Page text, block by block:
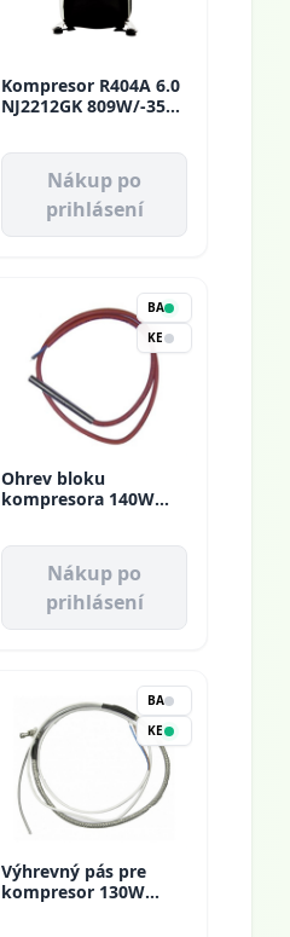
Kompresor R404A 6.0
NJ2212GK 809W/-35
Nákup po
prihlásení
BA
KE
Ohrev bloku
kompresora 140W
Nákup po
prihlásení
BA
KE
Výhrevný pás pre
kompresor 130W